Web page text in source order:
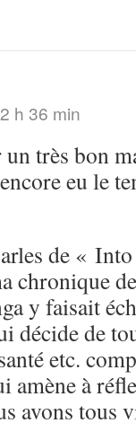
h 36 min
très bon
eu le
de «
chronique
y faisait
décide de
etc.
amène à
avons tous